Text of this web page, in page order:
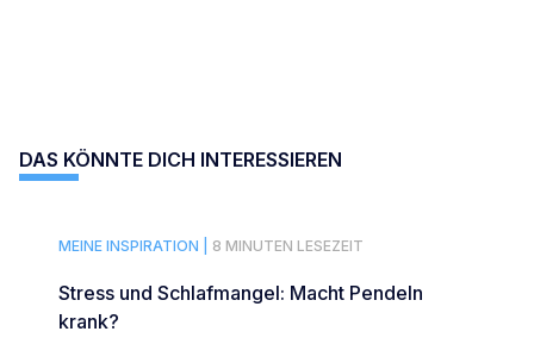
DAS KÖNNTE DICH INTERESSIEREN
MEINE INSPIRATION | 8 MINUTEN LESEZEIT
Stress und Schlafmangel: Macht Pendeln
krank?